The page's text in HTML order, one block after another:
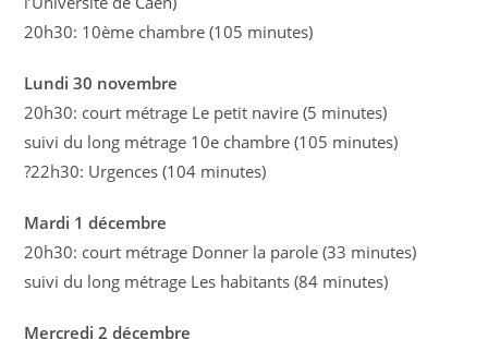
20h30: 10ème chambre (105 minutes)
Lundi 30 novembre
20h30: court métrage Le petit navire (5 minutes)
suivi du long métrage 10e chambre (105 minutes)
?22h30: Urgences (104 minutes)
Mardi 1 décembre
20h30: court métrage Donner la parole (33 minutes)
suivi du long métrage Les habitants (84 minutes)
Mercredi 2 décembre